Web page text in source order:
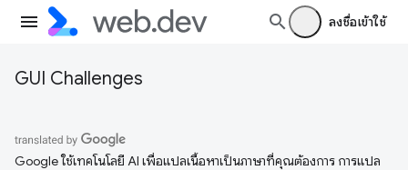
ลงชื่อเข้าใช้
GUI Challenges
Google ใช้เทคโนโลยี AI เพื่อแปลเนื้อหาเป็นภาษาที่คุณต้องการ การแปล